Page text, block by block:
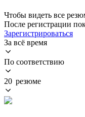
Чтобы видеть все
После регистрации
Зарегистрироваться
За всё время
По соответствию
20 резюме